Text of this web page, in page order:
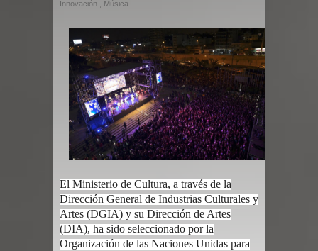
Innovación
Música
El Ministerio de Cultura, a través de la
Dirección General de Industrias Culturales y
Artes (DGIA) y su Dirección de Artes
(DIA), ha sido seleccionado por la
Organización de las Naciones Unidas para